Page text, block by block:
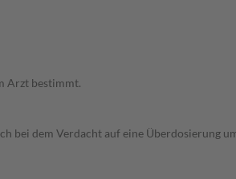
Arzt bestimmt.
bei dem Verdacht auf eine Überdosierung